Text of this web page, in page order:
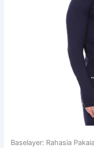
Baselayer: Rahasia